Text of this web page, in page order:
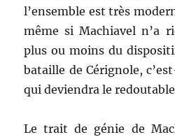
l’ensemble est très
même si Machiavel n’a
plus ou moins du
bataille de Cérignole,
qui deviendra le redoutable
Le trait de génie de